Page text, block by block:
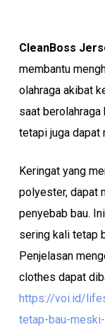
CleanBoss
membantu
olahraga akibat
saat berolahraga
tetapi juga dapat
Keringat yang
polyester, dapat
penyebab bau.
sering kali tetap
Penjelasan
clothes dapat
https://voi.id/
tetap-bau-